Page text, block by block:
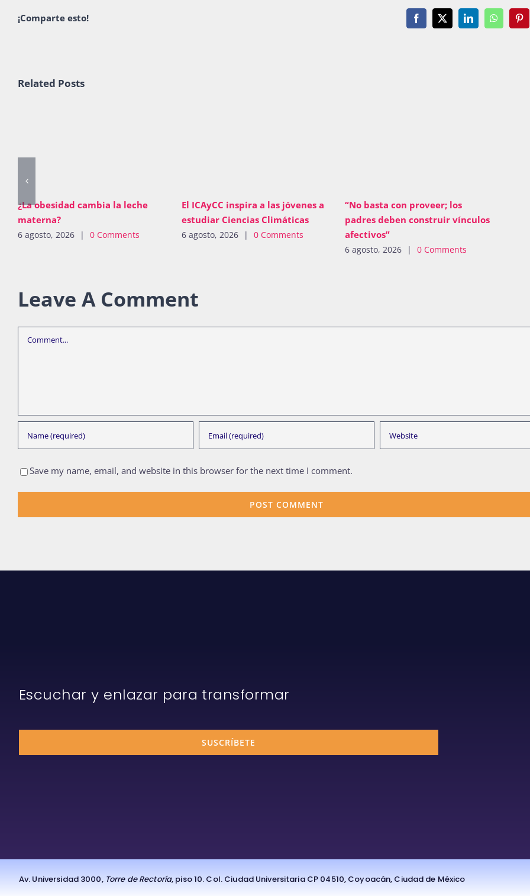
¡Comparte esto! Facebook
X LinkedInWhatsApp
Related Posts
¿La obesidad cambia la leche
materna?
6 agosto, 2026 | 0 Comments
El ICAyCC inspira a las jóvenes a
estudiar Ciencias Climáticas
6 agosto, 2026 | 0 Comments
“No basta con proveer; los
padres deben construir vínculos
afectivos”
6 agosto, 2026 | 0 Comments
Leave A Comment
Comment
Save my name, email, and website in this browser for the next time I comment.
Escuchar y enlazar para transformar
SUSCRÍBETE
Av. Universidad 3000, Torre de Rectoría, piso 10. Col. Ciudad Universitaria CP 04510, Coyoacán, Ciudad de México